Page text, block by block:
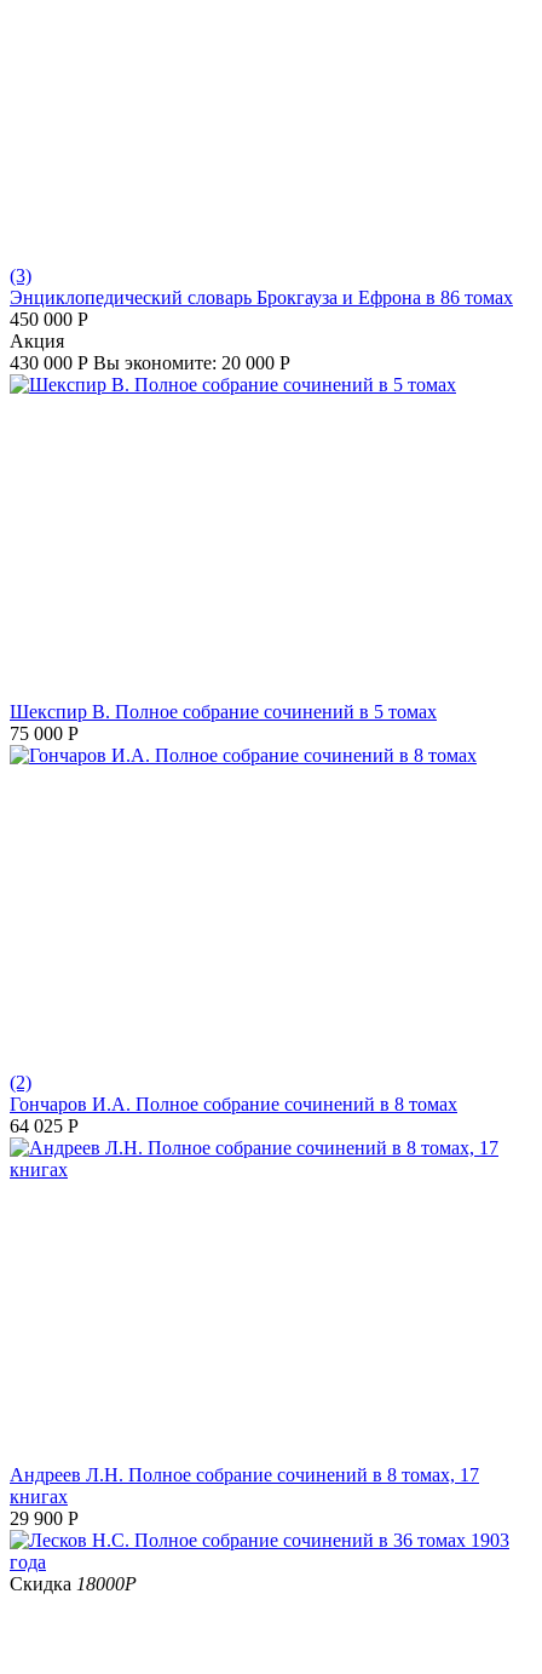
(3)
Энциклопедический словарь Брокгауза и Ефрона в 86 томах
450 000 Р
Aкция
430 000 Р Вы экономите: 20 000 Р
Шекспир В. Полное собрание сочинений в 5 томах
75 000 Р
(2)
Гончаров И.А. Полное собрание сочинений в 8 томах
64 025 Р
Андреев Л.Н. Полное собрание сочинений в 8 томах, 17
книгах
29 900 Р
Скидка 18000Р